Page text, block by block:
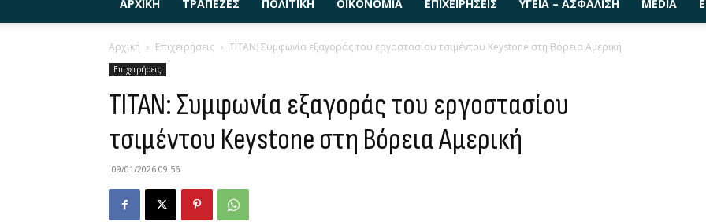
ΑΡΧΙΚΉ ΤΡΆΠΕΖΕΣ ΠΟΛΙΤΙΚΉ ΟΙΚΟΝΟΜΊΑ ΕΠΙΧΕΙΡΉΣΕΙΣ ΥΓΕΊΑ – ΑΣΦΆΛΙΣΗ MEDIA
Αρχική Επιχειρήσεις ΤΙΤΑΝ: Συμφωνία εξαγοράς του εργοστασίου τσιμέντου Κeystone στη Βόρεια Αμερική
Επιχειρήσεις
ΤΙΤΑΝ: Συμφωνία εξαγοράς του εργοστασίου
τσιμέντου Κeystone στη Βόρεια Αμερική
09/01/2026 09:56